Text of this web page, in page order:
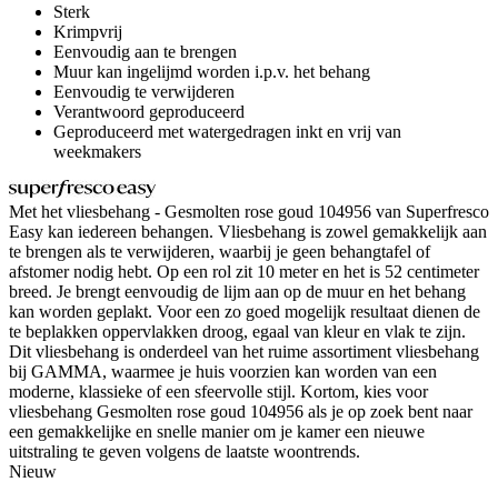
Sterk
Krimpvrij
Eenvoudig aan te brengen
Muur kan ingelijmd worden i.p.v. het behang
Eenvoudig te verwijderen
Verantwoord geproduceerd
Geproduceerd met watergedragen inkt en vrij van
weekmakers
Met het vliesbehang - Gesmolten rose goud 104956 van Superfresco
Easy kan iedereen behangen. Vliesbehang is zowel gemakkelijk aan
te brengen als te verwijderen, waarbij je geen behangtafel of
afstomer nodig hebt. Op een rol zit 10 meter en het is 52 centimeter
breed. Je brengt eenvoudig de lijm aan op de muur en het behang
kan worden geplakt. Voor een zo goed mogelijk resultaat dienen de
te beplakken oppervlakken droog, egaal van kleur en vlak te zijn.
Dit vliesbehang is onderdeel van het ruime assortiment vliesbehang
bij GAMMA, waarmee je huis voorzien kan worden van een
moderne, klassieke of een sfeervolle stijl. Kortom, kies voor
vliesbehang Gesmolten rose goud 104956 als je op zoek bent naar
een gemakkelijke en snelle manier om je kamer een nieuwe
uitstraling te geven volgens de laatste woontrends.
Nieuw